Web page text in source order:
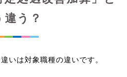
違う？
いは対象職種の違いです。